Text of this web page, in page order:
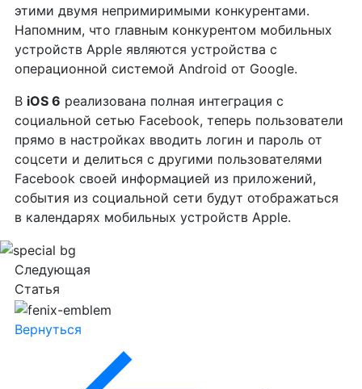
этими двумя непримиримыми конкурентами.
Напомним, что главным конкурентом мобильных
устройств Apple являются устройства с
операционной системой Android от Google.
В iOS 6 реализована полная интеграция с
социальной сетью Facebook, теперь пользователи
прямо в настройках вводить логин и пароль от
соцсети и делиться с другими пользователями
Facebook своей информацией из приложений,
события из социальной сети будут отображаться
в календарях мобильных устройств Apple.
Следующая
Статья
Вернуться